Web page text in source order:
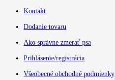
Kontakt
Dodanie tovaru
Ako správne zmerať psa
Prihlásenie/registrácia
Všeobecné obchodné podmienky